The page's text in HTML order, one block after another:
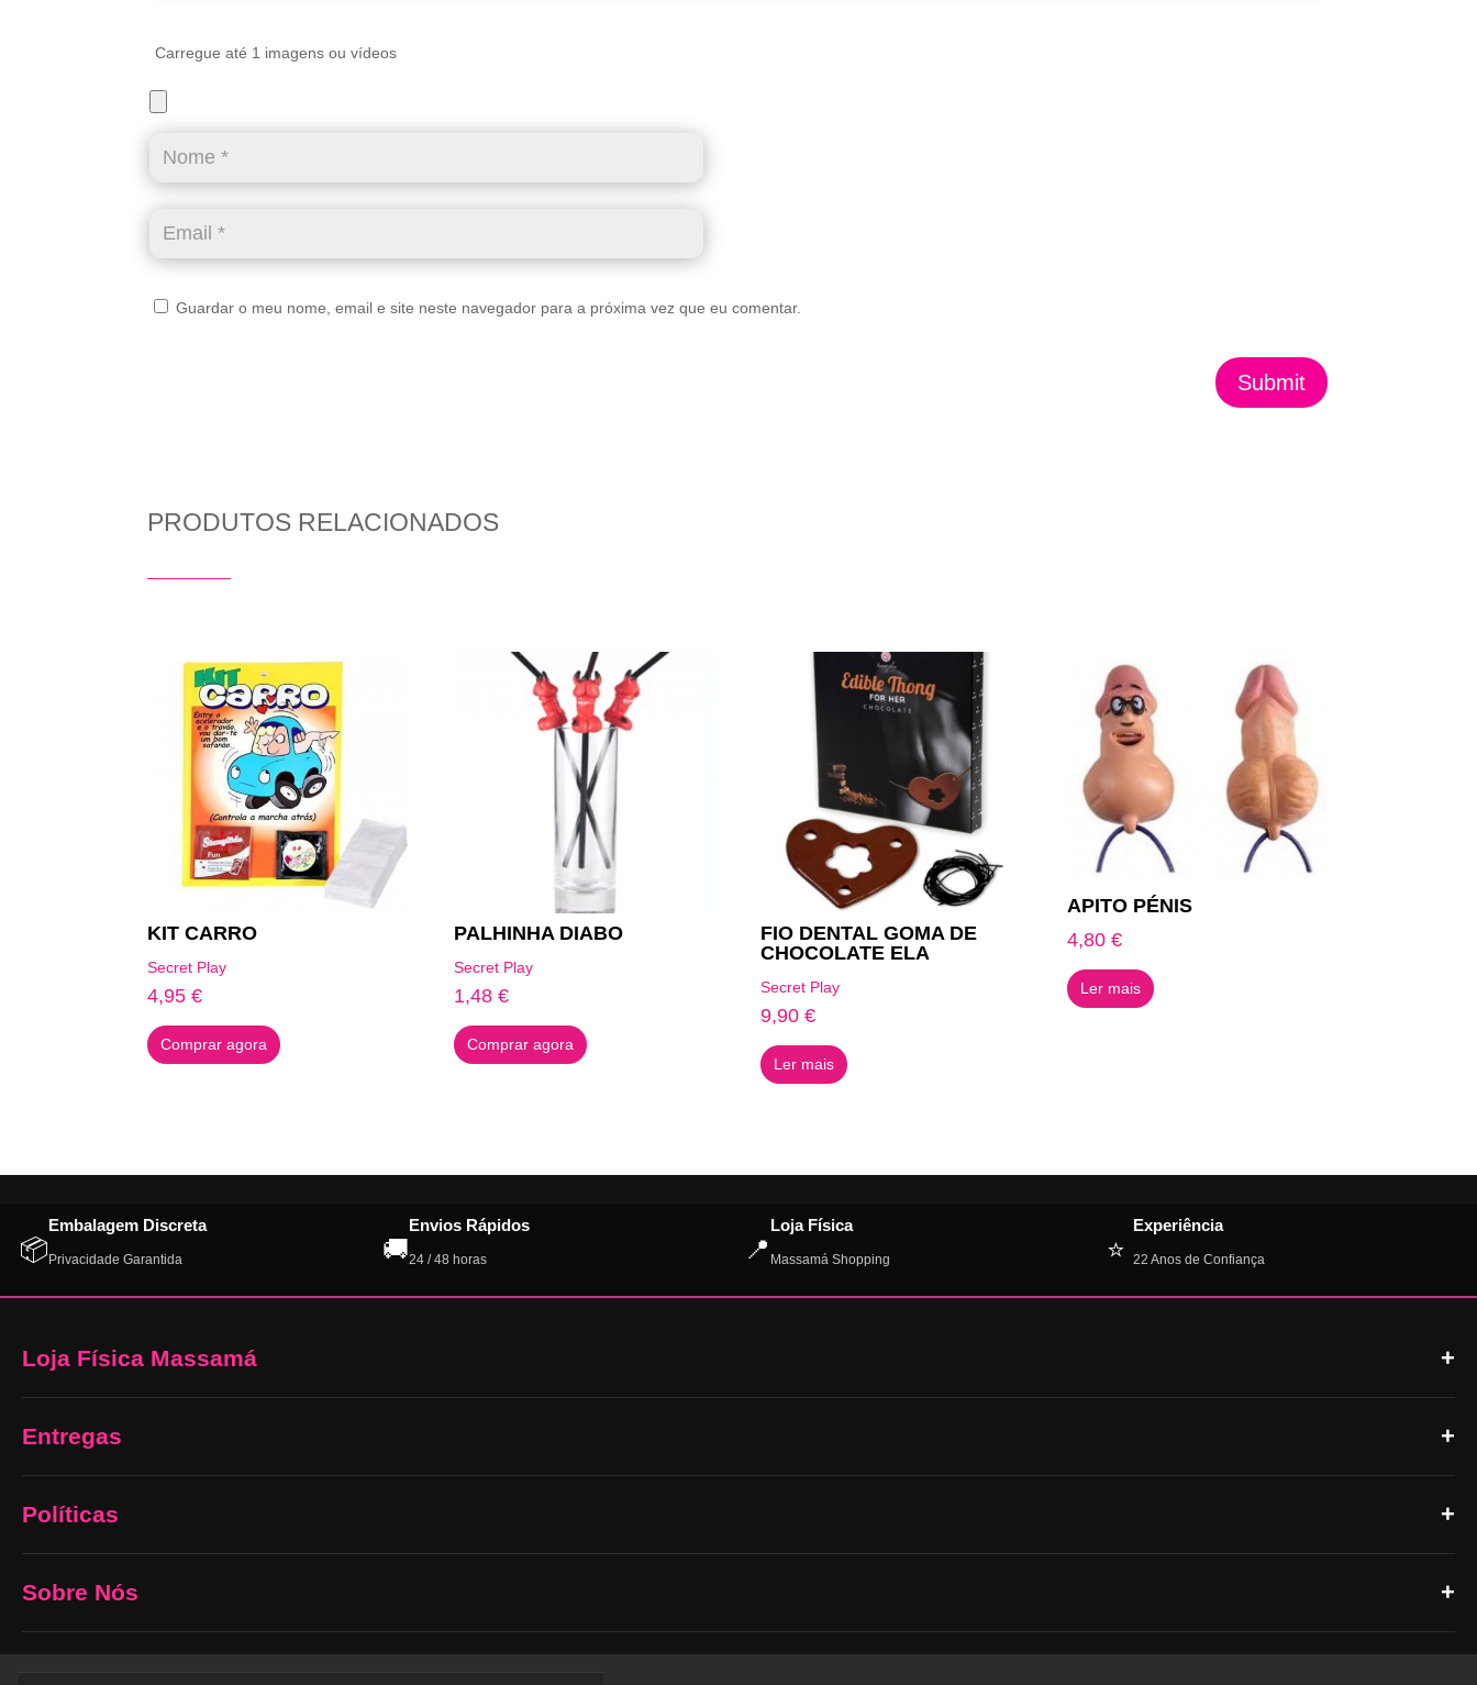
Carregue até 1 imagens ou vídeos
Guardar o meu nome, email e site neste navegador para a próxima vez que eu comentar.
Submit
PRODUTOS RELACIONADOS
KIT CARRO
Secret Play
4,95€
Comprar agora
PALHINHA DIABO
Secret Play
1,48€
Comprar agora
FIO DENTAL GOMA DE
CHOCOLATE ELA
Secret Play
9,90€
Ler mais
APITO PÉNIS
4,80€
Ler mais
📦
Embalagem Discreta
Privacidade Garantida 🚚
Envios Rápidos
24 / 48 horas 📍
Loja Física
Massamá Shopping ⭐
Experiência
22 Anos de Confiança
Loja Física Massamá
Entregas
Políticas
Sobre Nós